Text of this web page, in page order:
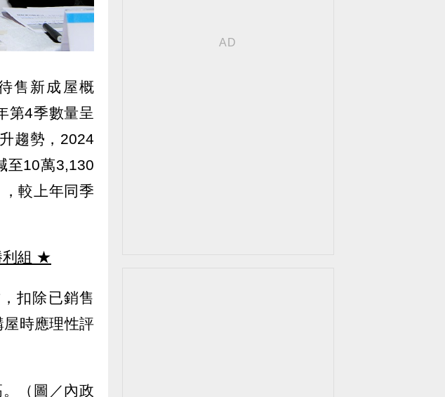
售新成屋概
第4季數量呈
趨勢，2024
至10萬3,130
較上年同季
組 ★
扣除已銷售
時應理性評
（圖／內政